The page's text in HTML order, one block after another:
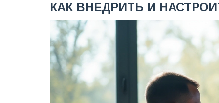
КАК ВНЕДРИТЬ И